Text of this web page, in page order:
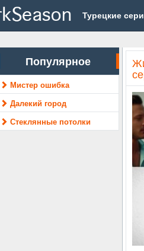
Турецкие
Популярное
Мистер ошибка
Далекий город
Стеклянные потолки